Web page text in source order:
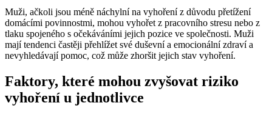
Muži, ačkoli jsou méně náchylní na vyhoření z důvodu přetížení
domácími povinnostmi, mohou vyhořet z pracovního stresu nebo z
tlaku spojeného s očekáváními jejich pozice ve společnosti. Muži
mají tendenci častěji přehlížet své duševní a emocionální zdraví a
nevyhledávají pomoc, což může zhoršit jejich stav vyhoření.
Faktory, které mohou zvyšovat riziko
vyhoření u jednotlivce